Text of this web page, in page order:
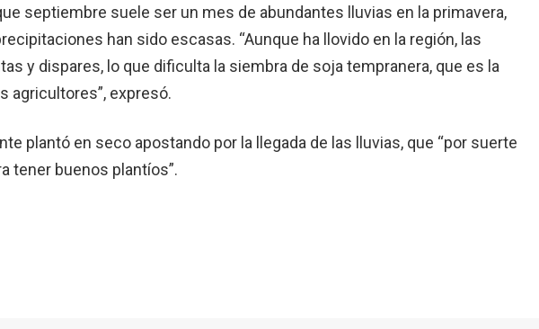
septiembre suele ser un mes de abundantes lluvias en la primavera,
han sido escasas. “Aunque ha llovido en la región, las
y dispares, lo que dificulta la siembra de soja tempranera, que es la
agricultores”, expresó.
plantó en seco apostando por la llegada de las lluvias, que “por suerte
tener buenos plantíos”.